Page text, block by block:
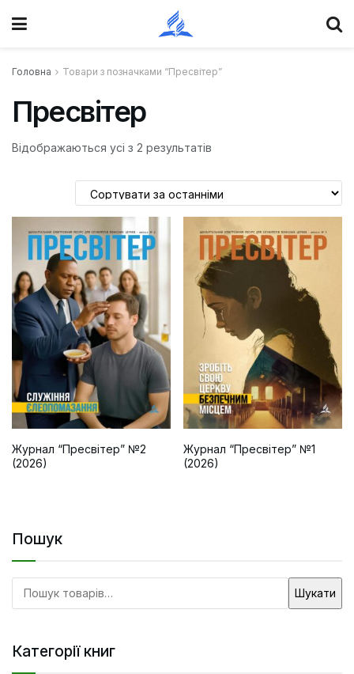
Головна Товари з позначками “Пресвітер”
Пресвітер
Відображаються усі з 2 результатів
Журнал “Пресвітер” №2
(2026)
Журнал “Пресвітер” №1
(2026)
Пошук
Шукати
Категорії книг